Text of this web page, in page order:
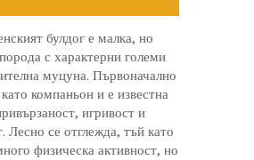
булдог е малка, но
с характерни големи
муцуна. Първоначално
компаньон и е известна
игривост и
Лесно се отглежда, тъй като
физическа активност, но